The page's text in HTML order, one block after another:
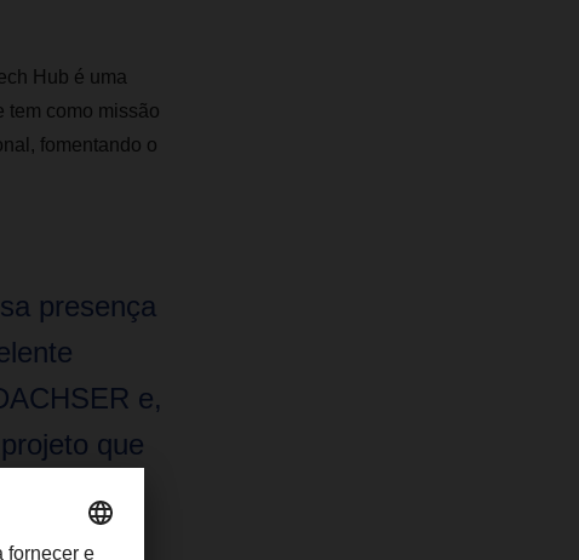
Hub é uma
tem como missão
fomentando o
presença
e,
que